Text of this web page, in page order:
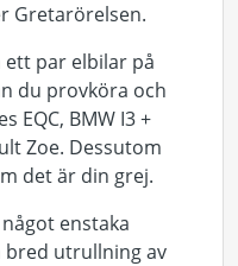
Gretarörelsen.
par elbilar på
du provköra och
EQC, BMW I3 +
Zoe. Dessutom
det är din grej.
enstaka
utrullning av